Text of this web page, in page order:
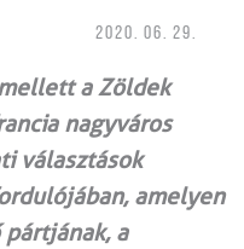
2020. 06. 29.
a Zöldek
nagyváros
választások
amelyen
a